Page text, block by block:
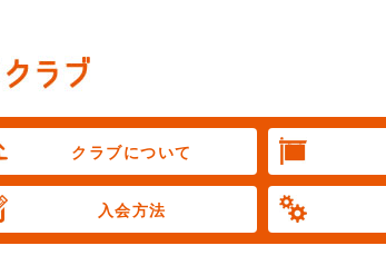
クラブについて
入会方法